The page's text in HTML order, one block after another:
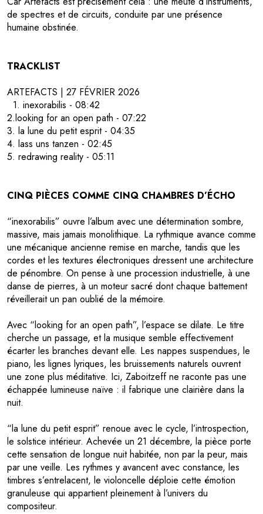
de spectres et de circuits, conduite par une présence
humaine obstinée.
TRACKLIST
ARTEFACTS | 27 FÉVRIER 2026
1. inexorabilis - 08:42
2.looking for an open path - 07:22
3. la lune du petit esprit - 04:35
4. lass uns tanzen - 02:45
5. redrawing reality - 05:11
CINQ PIÈCES COMME CINQ CHAMBRES D’ÉCHO
“inexorabilis” ouvre l’album avec une détermination sombre,
massive, mais jamais monolithique. La rythmique avance comme
une mécanique ancienne remise en marche, tandis que les
cordes et les textures électroniques dressent une architecture
de pénombre. On pense à une procession industrielle, à une
danse de pierres, à un moteur sacré dont chaque battement
réveillerait un pan oublié de la mémoire.
Avec “looking for an open path”, l’espace se dilate. Le titre
cherche un passage, et la musique semble effectivement
écarter les branches devant elle. Les nappes suspendues, le
piano, les lignes lyriques, les bruissements naturels ouvrent
une zone plus méditative. Ici, Zaboitzeff ne raconte pas une
échappée lumineuse naïve : il fabrique une clairière dans la
nuit.
“la lune du petit esprit” renoue avec le cycle, l’introspection,
le solstice intérieur. Achevée un 21 décembre, la pièce porte
cette sensation de longue nuit habitée, non par la peur, mais
par une veille. Les rythmes y avancent avec constance, les
timbres s’entrelacent, le violoncelle déploie cette émotion
granuleuse qui appartient pleinement à l’univers du
compositeur.